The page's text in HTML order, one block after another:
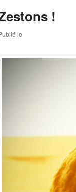
!
le